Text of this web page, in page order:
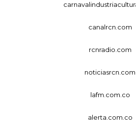
canalrcn.com
rcnradio.com
noticiasrcn.com
lafm.com.co
alerta.com.co